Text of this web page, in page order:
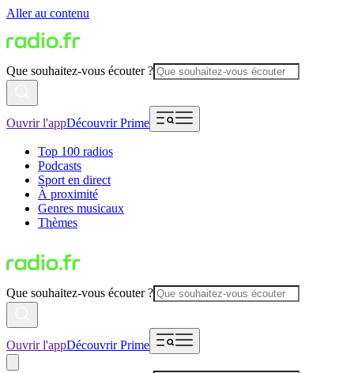
Aller au contenu
Que souhaitez-vous écouter ?
Ouvrir l'appDécouvrir Prime
Top 100 radios
Podcasts
Sport en direct
À proximité
Genres musicaux
Thèmes
Que souhaitez-vous écouter ?
Ouvrir l'appDécouvrir Prime